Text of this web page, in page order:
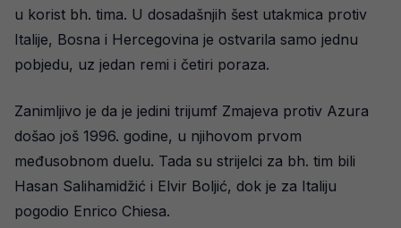
u korist bh. tima. U dosadašnjih šest utakmica protiv
Italije, Bosna i Hercegovina je ostvarila samo jednu
pobjedu, uz jedan remi i četiri poraza.
Zanimljivo je da je jedini trijumf Zmajeva protiv Azura
došao još 1996. godine, u njihovom prvom
međusobnom duelu. Tada su strijelci za bh. tim bili
Hasan Salihamidžić i Elvir Boljić, dok je za Italiju
pogodio Enrico Chiesa.